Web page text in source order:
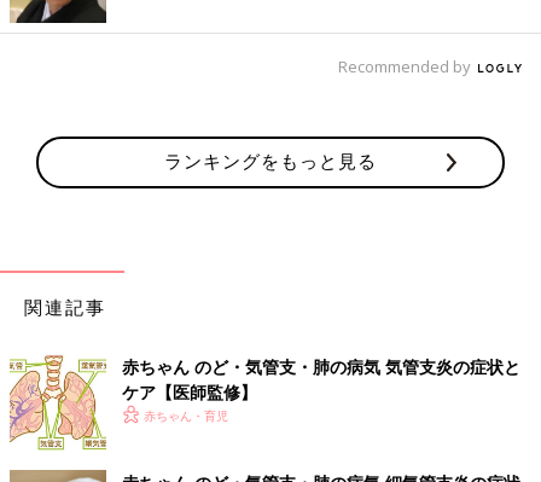
・ステロイド薬（デカトロンなど）
を小児科医が解説
赤ちゃんの呼吸器の病気は悪化しやすいので注
意が必要です。せきがひどい、呼吸の様子がお
■赤ちゃん のど・気管支・肺の病気
・扁桃炎
・アデノイド肥大
・クループ症候群
・百日ぜき
・気管支炎
Recommended by
ランキングをもっと見る
関連記事
赤ちゃん のど・気管支・肺の病気 気管支炎の症状と
ケア【医師監修】
赤ちゃん・育児